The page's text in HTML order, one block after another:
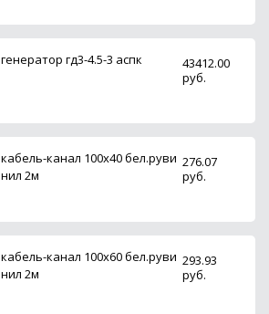
генератор гд3-4.5-3 аспк
43412.00
руб.
кабель-канал 100х40 бел.руви
нил 2м
276.07
руб.
кабель-канал 100х60 бел.руви
нил 2м
293.93
руб.